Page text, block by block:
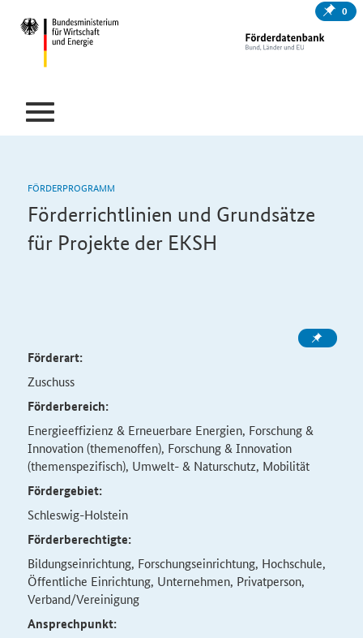
0
FÖRDERPROGRAMM
Förderrichtlinien und Grundsätze
für Projekte der EKSH
Förderart:
Zuschuss
Förderbereich:
Energieeffizienz & Erneuerbare Energien, Forschung &
Innovation (themenoffen), Forschung & Innovation
(themenspezifisch), Umwelt- & Naturschutz, Mobilität
Fördergebiet:
Schleswig-Holstein
Förderberechtigte:
Bildungseinrichtung, Forschungseinrichtung, Hochschule,
Öffentliche Einrichtung, Unternehmen, Privatperson,
Verband/Vereinigung
Ansprechpunkt: